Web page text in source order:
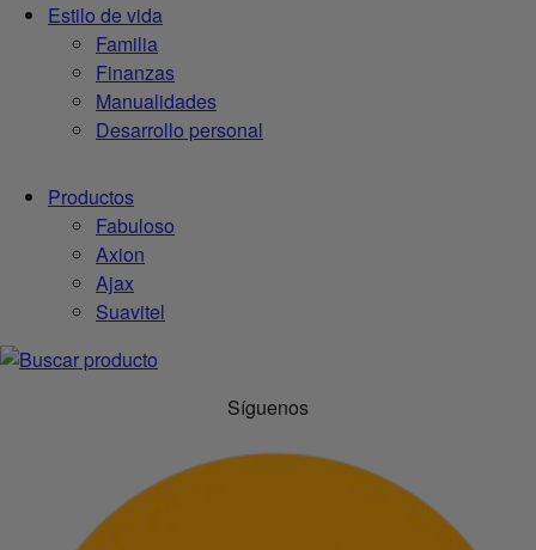
Estilo de vida
Familia
Finanzas
Manualidades
Desarrollo personal
Productos
Fabuloso
Axion
Ajax
Suavitel
Síguenos